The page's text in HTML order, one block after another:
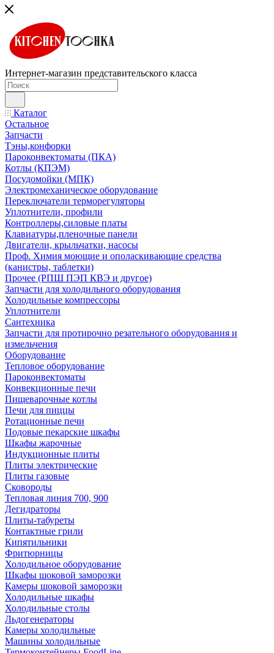
Интернет-магазин представительского класса
Каталог
Остальное
Запчасти
Тэны,конфорки
Пароконвектоматы (ПКА)
Котлы (КПЭМ)
Посудомойки (МПК)
Электромеханическое оборудование
Переключатели терморегуляторы
Уплотнители, профили
Контроллеры,силовые платы
Клавиатуры,пленочные панели
Двигатели, крыльчатки, насосы
Проф. Химия моющие и ополаскивающие средства
(канистры, таблетки)
Прочее (РПШ ПЭП КВЭ и другое)
Запчасти для холодильного оборудования
Холодильные компрессоры
Уплотнители
Сантехника
Запчасти для протирочно резательного оборудования и
измельчения
Оборудование
Тепловое оборудование
Пароконвектоматы
Конвекционные печи
Пищеварочные котлы
Печи для пиццы
Ротационные печи
Подовые пекарские шкафы
Шкафы жарочные
Индукционные плиты
Плиты электрические
Плиты газовые
Сковороды
Тепловая линия 700, 900
Дегидраторы
Плиты-табуреты
Контактные грили
Кипятильники
Фритюрницы
Холодильное оборудование
Шкафы шоковой заморозки
Камеры шоковой заморозки
Холодильные шкафы
Холодильные столы
Льдогенераторы
Камеры холодильные
Машины холодильные